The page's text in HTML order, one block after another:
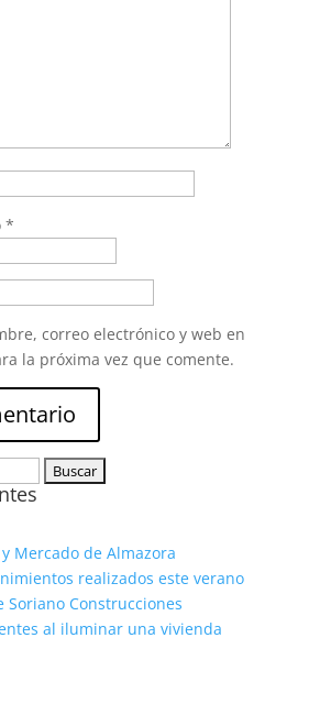
*
correo electrónico y web en
la próxima vez que comente.
Mercado de Almazora
realizados este verano
Soriano Construcciones
al iluminar una vivienda